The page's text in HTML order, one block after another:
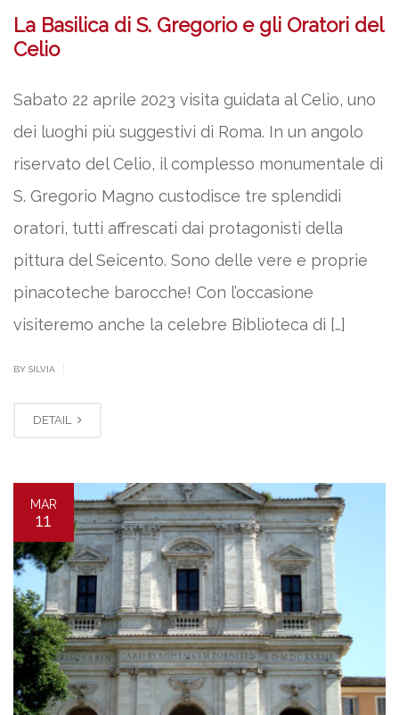
La Basilica di S. Gregorio e gli Oratori del
Celio
Sabato 22 aprile 2023 visita guidata al Celio, uno
dei luoghi più suggestivi di Roma. In un angolo
riservato del Celio, il complesso monumentale di
S. Gregorio Magno custodisce tre splendidi
oratori, tutti affrescati dai protagonisti della
pittura del Seicento. Sono delle vere e proprie
pinacoteche barocche! Con l’occasione
visiteremo anche la celebre Biblioteca di […]
BY SILVIA
DETAIL
MAR
11